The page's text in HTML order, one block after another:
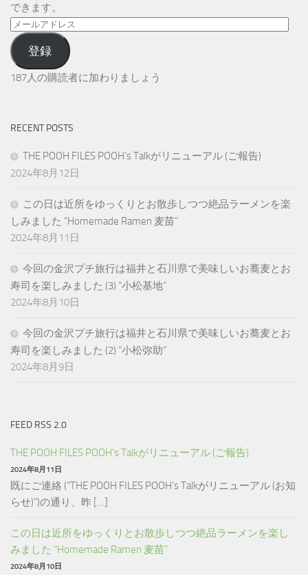
できます。
メ
ー
ル
ア
ス
登録
187人の購読者に加わりましょう
RECENT POSTS
THE POOH FILES POOH’s Talkがリニューアル (ご報告)
2024年8月12日
この日は近所をゆっくりとお散歩しつつ絶品ラーメンを楽
しみました “Homemade Ramen 麦苗”
2024年8月11日
今回の金沢プチ旅行は福井と石川県で美味しいお蕎麦とお
寿司を楽しみました (3) “小松基地”
2024年8月10日
今回の金沢プチ旅行は福井と石川県で美味しいお蕎麦とお
寿司を楽しみました (2) “小松弥助”
2024年8月9日
FEED RSS 2.0
THE POOH FILES POOH’s Talkがリニューアル (ご報告)
2024年8月11日
既にご連絡 (“THE POOH FILES POOH’s Talkがリニューアル (お知
らせ)“)の通り、昨 […]
この日は近所をゆっくりとお散歩しつつ絶品ラーメンを楽し
みました “Homemade Ramen 麦苗”
2024年8月10日